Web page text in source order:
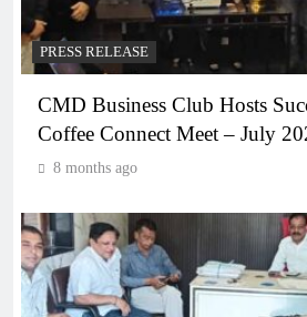
PRESS RELEASE
CMD Business Club Hosts
Coffee Connect Meet – July
8 months ago